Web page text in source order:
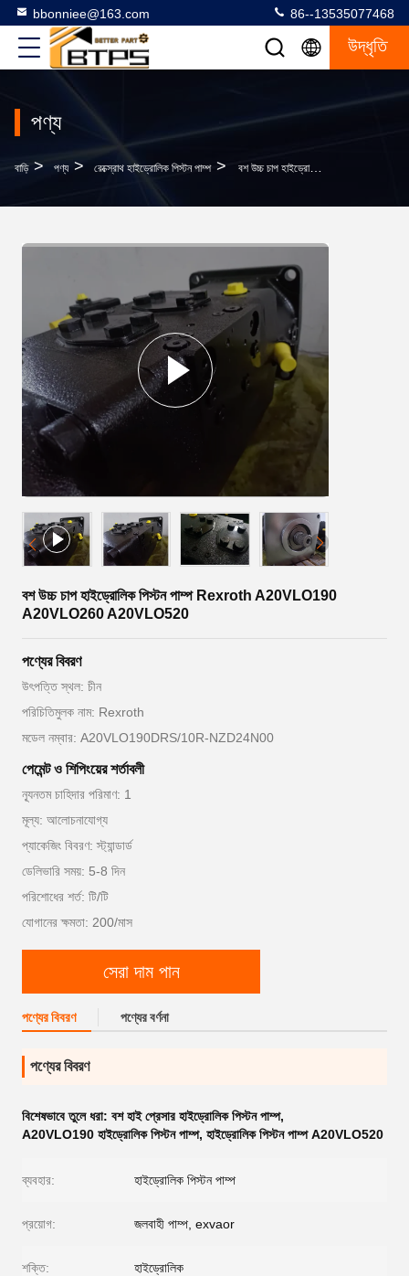
bbonniee@163.com 86--13535077468
উদ্ধৃতি
পণ্য
বাড়ি > পণ্য > রেক্স্রোথ হাইড্রোলিক পিস্টন পাম্প > বশ উচ্চ চাপ হাইড্রোলিক পিস্টন পাম্প Rexroth A20VLO190 A20VLO260 A20VLO520
বশ উচ্চ চাপ হাইড্রোলিক পিস্টন পাম্প Rexroth A20VLO190
A20VLO260 A20VLO520
পণ্যের বিবরণ
উৎপত্তি স্থল: চীন
পরিচিতিমুলক নাম: Rexroth
মডেল নম্বার: A20VLO190DRS/10R-NZD24N00
পেমেন্ট ও শিপিংয়ের শর্তাবলী
ন্যূনতম চাহিদার পরিমাণ: 1
মূল্য: আলোচনাযোগ্য
প্যাকেজিং বিবরণ: স্ট্যান্ডার্ড
ডেলিভারি সময়: 5-8 দিন
পরিশোধের শর্ত: টি/টি
যোগানের ক্ষমতা: 200/মাস
সেরা দাম পান
পণ্যের বিবরণ পণ্যের বর্ণনা
পণ্যের বিবরণ
বিশেষভাবে তুলে ধরা: বশ হাই প্রেসার হাইড্রোলিক পিস্টন পাম্প,
A20VLO190 হাইড্রোলিক পিস্টন পাম্প, হাইড্রোলিক পিস্টন পাম্প A20VLO520
ব্যবহার: হাইড্রোলিক পিস্টন পাম্প
প্রয়োগ: জলবাহী পাম্প, exvaor
শক্তি: হাইড্রোলিক